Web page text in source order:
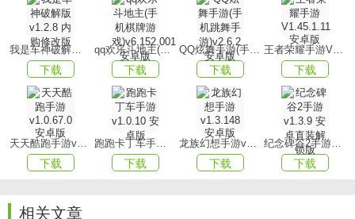
可获得收益。
游戏亮点
【设施建筑】
加工设施建筑的快速修建与升级，通过精细化的加工方式，
您将有望实现更高的利润收入。
【灵活掌握】
小麦的选择与收割，以及各项操作的完成，都有着相当完整
【尽情体验】
我是车神破解版v1.2.8 内购修改版
下载
qq欢乐斗地主(手机棋牌游戏)v6.152.001安卓版
下载
QQ炫舞手游(手机跳舞手游)v2.6.2 安卓版
下载
王者荣耀手游V1.45.1.11 安卓版
下载
天天酷跑手游v1.0.67.0安卓版
下载
跑跑卡丁车手游v1.0.10 安卓版
下载
龙族幻想手游v1.3.148 安卓版
下载
纪念碑谷2手游v1.3.9 安卓直装解锁版
下载
相关文章